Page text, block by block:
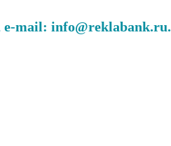
e-mail: info@reklabank.ru.